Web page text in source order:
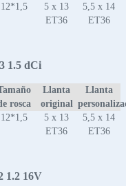
12*1,5
5 x 13
ET36
5,5 x 14
ET36
1.5 dCi
rosca
Llanta
original
Llanta
12*1,5
5 x 13
ET36
5,5 x 14
ET36
1.2 16V